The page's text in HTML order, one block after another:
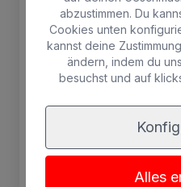
Suite mit Meerblick,
Whirlpool, zwei
zwei Betten,
Klimaanlage, Minibar,
3 Personen max.
abzustimmen. Du
Cookies unten
kannst deine
ändern, indem du
besuchst und auf
Alles